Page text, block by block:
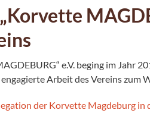
e.V. beging im Jahr
Arbeit des Vereins